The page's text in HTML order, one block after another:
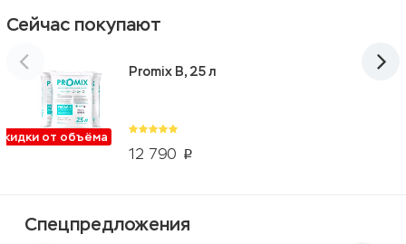
Сейчас покупают
от объёма
12 790 p
Promix B, 25 л
Спецпредложения